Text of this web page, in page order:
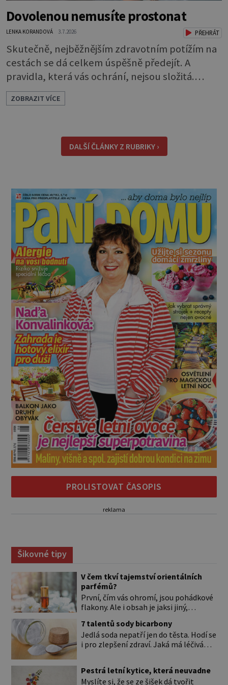
Dovolenou nemusíte prostonat
LENKA KORANDOVÁ 3.7.2026 PŘEHRÁT
Skutečně, nejběžnějším zdravotním potížím na
cestách se dá celkem úspěšně předejít. A
pravidla, která vás ochrání, nejsou složitá.
Riziko na talíři Drtivou většinu cestovatelských
průjmů vyvolávají fekální bakterie. Do kuchyně
přípravě a výdeji jídla se snadno rozšíří ze
zeleninového salátu i na další potraviny. Dobro
ZOBRAZIT VÍCE
DALŠÍ ČLÁNKY Z RUBRIKY ›
PROLISTOVAT ČASOPIS
reklama
Šikovné tipy
V čem tkví tajemství orientálních
parfémů?
První, čím vás ohromí, jsou pohádkové
flakony. Ale i obsah je jaksi jiný,
parfumérií. Čím to? V arabské kultuře
mají vůně mnohem delší tradici než
v naší. Jejich původní účel byl nejspíš
voní? Při testování orientálních vůní
nejspíš zjistíte, že jen málokterá se
7 talentů sody bicarbony
Jedlá soda nepatří jen do těsta. Hodí se
i pro zlepšení zdraví. Jaká má léčivá
Jedlá soda (pro úplnost je to
hydrogenuhličitan sodný s chemickou
Pestrá letní kytice, která neuvadne
Myslíte si, že se ze šišek dá tvořit